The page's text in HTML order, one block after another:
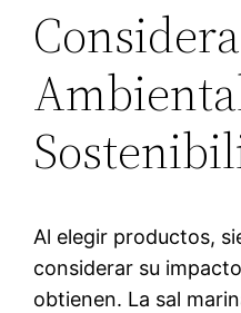
Al elegir productos,
considerar su
obtienen. La sal